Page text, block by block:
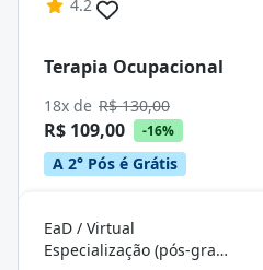
4.2
Terapia Ocupacional
18x de R$ 130,00
R$ 109,00 -16%
A 2° Pós é Grátis
EaD / Virtual
Especialização (pós-graduação)